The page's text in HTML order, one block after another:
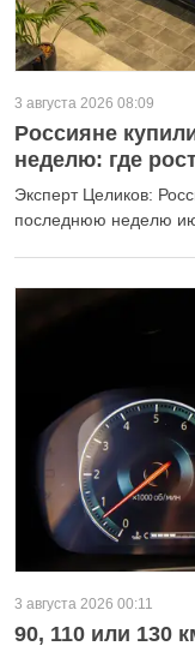
3 августа 2026 08:09
Россияне
неделю: где
Эксперт Целиков:
последнюю неделю
3 августа 2026 00:11
90, 110 или 130